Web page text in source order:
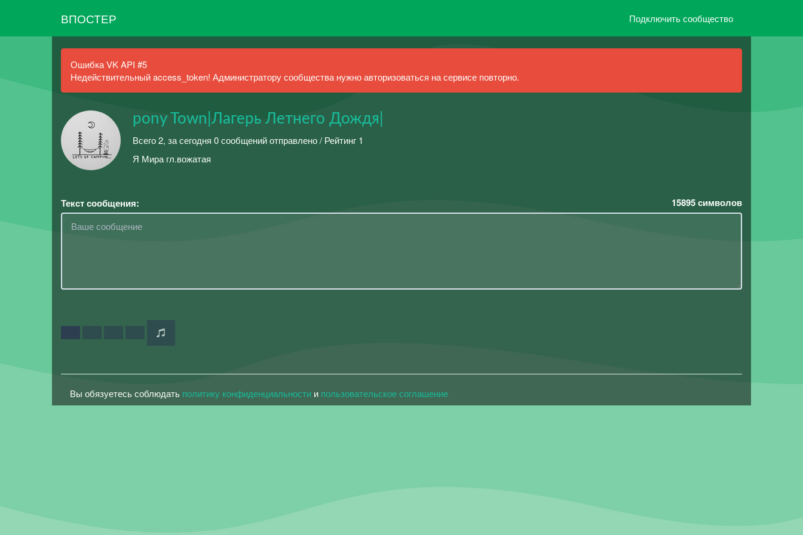
ВПОСТЕР Подключить сообщество
Ошибка VK API #5
Недействительный access_token! Администратору сообщества нужно авторизоваться на сервисе повторно.
pony Town|Лагерь Летнего Дождя|
Всего 2, за сегодня 0 сообщений отправлено / Рейтинг 1
Я Мира гл.вожатая
Текст сообщения: 15895символов
Вы обязуетесь соблюдать политику конфиденциальности и пользовательское соглашение